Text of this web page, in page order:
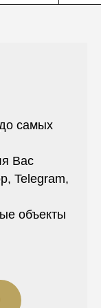
самых
Вас
Telegram,
объекты